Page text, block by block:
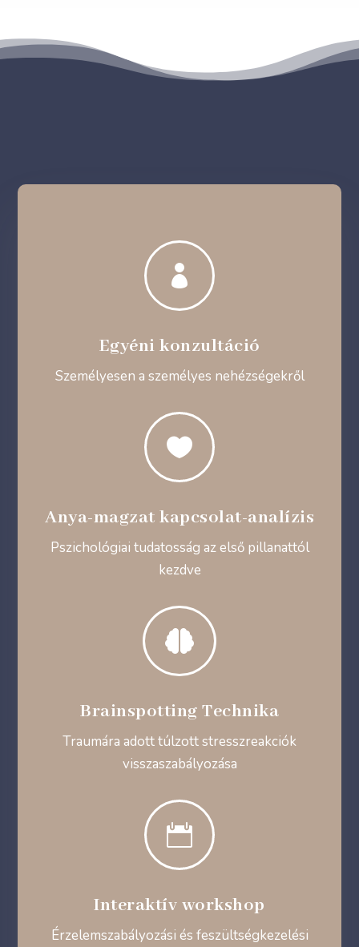

Egyéni konzultáció
Személyesen a személyes nehézségekről

Anya-magzat kapcsolat-analízis
Pszichológiai tudatosság az első pillanattól
kezdve

Brainspotting Technika
Traumára adott túlzott stresszreakciók
visszaszabályozása

Interaktív workshop
Érzelemszabályozási és feszültségkezelési